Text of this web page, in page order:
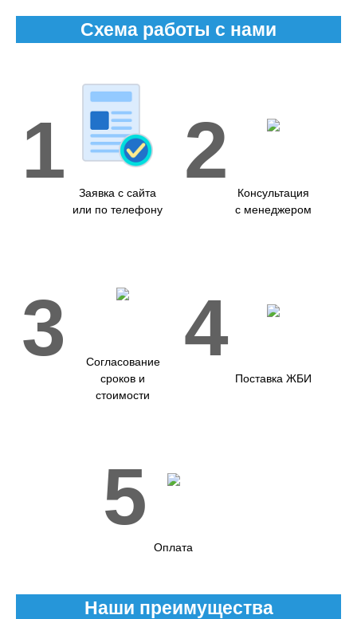
Схема работы с нами
1
Заявка с сайта
или по телефону
2
Консультация
с менеджером
3
Согласование
сроков и
стоимости
4
Поставка ЖБИ
5
Оплата
Наши преимущества